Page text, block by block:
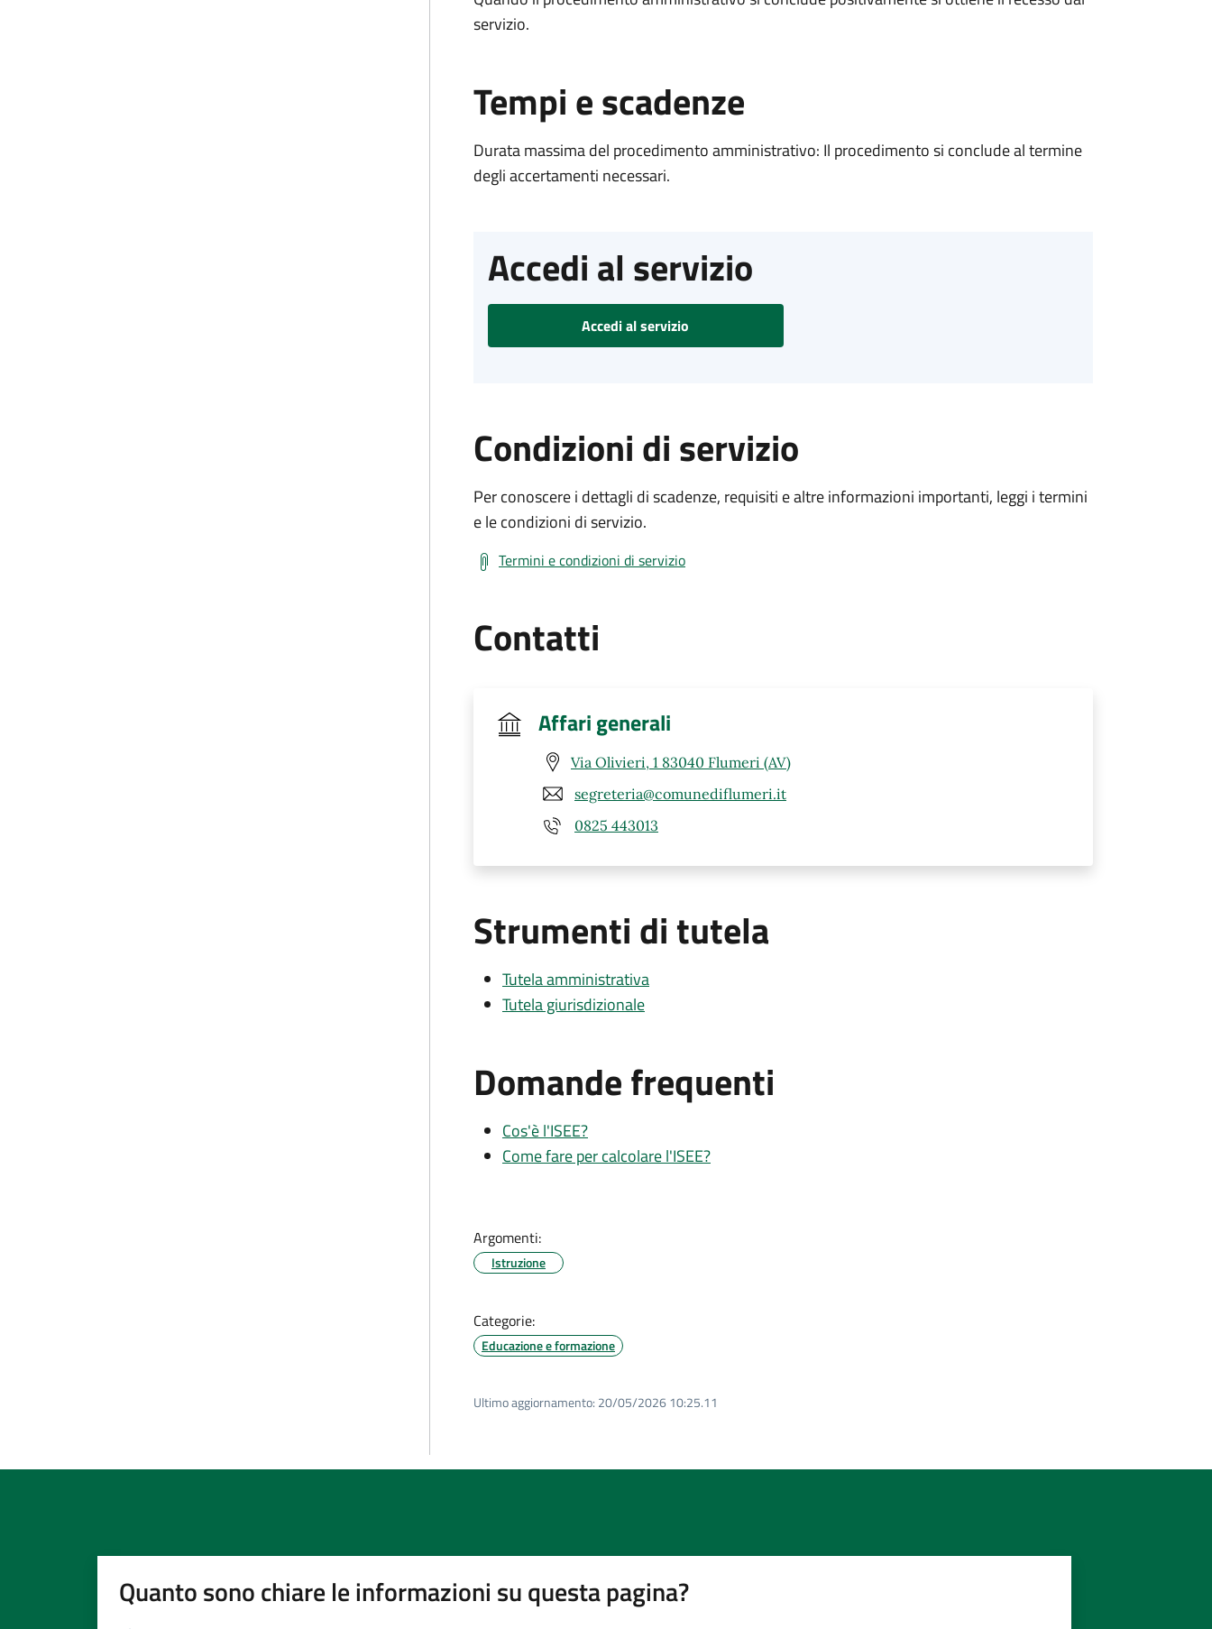
servizio.
Tempi e scadenze
Durata massima del procedimento amministrativo: Il procedimento si conclude al termine
degli accertamenti necessari.
Accedi al servizio
Accedi al servizio
Condizioni di servizio
Per conoscere i dettagli di scadenze, requisiti e altre informazioni importanti, leggi i termini
e le condizioni di servizio.
Termini e condizioni di servizio
Contatti
Affari generali
Via Olivieri, 1 83040 Flumeri (AV)
segreteria@comunediflumeri.it
0825 443013
Strumenti di tutela
Tutela amministrativa
Tutela giurisdizionale
Domande frequenti
Cos'è l'ISEE?
Come fare per calcolare l'ISEE?
Argomenti:
Istruzione
Categorie:
Educazione e formazione
Ultimo aggiornamento: 20/05/2026 10:25.11
Quanto sono chiare le informazioni su questa pagina?